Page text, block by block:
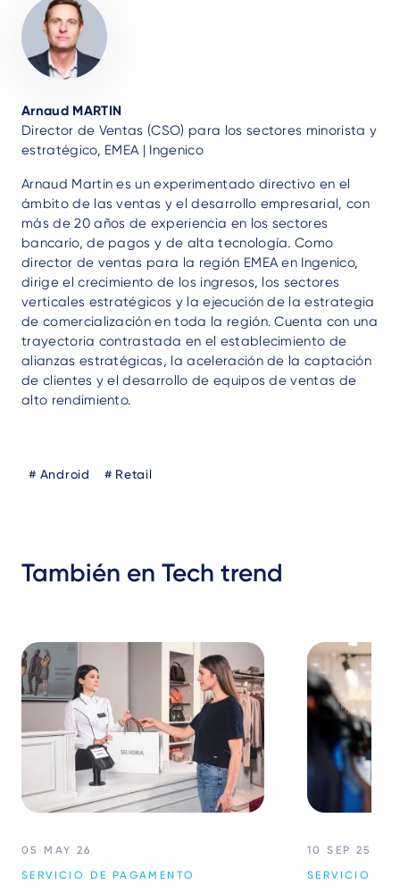
Arnaud MARTIN
Director de Ventas (CSO) para los sectores minorista y
estratégico, EMEA | Ingenico
Arnaud Martin es un experimentado directivo en el
ámbito de las ventas y el desarrollo empresarial, con
más de 20 años de experiencia en los sectores
bancario, de pagos y de alta tecnología. Como
director de ventas para la región EMEA en Ingenico,
dirige el crecimiento de los ingresos, los sectores
verticales estratégicos y la ejecución de la estrategia
de comercialización en toda la región. Cuenta con una
trayectoria contrastada en el establecimiento de
alianzas estratégicas, la aceleración de la captación
de clientes y el desarrollo de equipos de ventas de
alto rendimiento.
BlogAndroid Retail
También en Tech trend
05 MAY 26
SERVICIO DE PAGAMENTO
10 SEP 25
SERVICIO DE